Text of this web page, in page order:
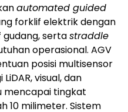
automated guided
forklif elektrik dengan
gudang, sertastraddle
operasional. AGV
posisi multisensor
visual, dan
mencapai tingkat
10 milimeter. Sistem